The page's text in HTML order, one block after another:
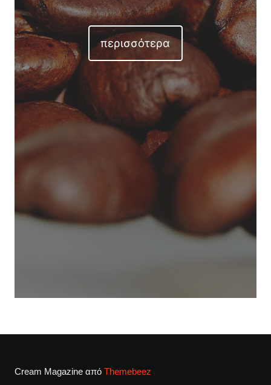
περισσότερα
Cream Magazine από Themebeez